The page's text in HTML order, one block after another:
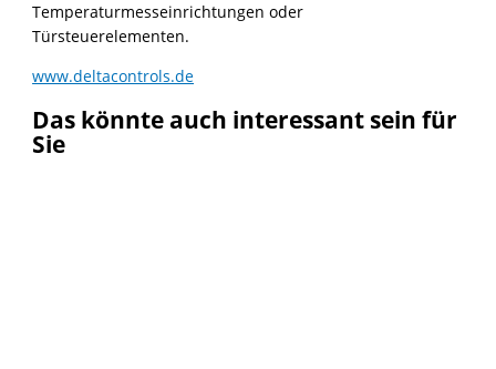
Temperaturmesseinrichtungen oder
Türsteuerelementen.
www.deltacontrols.de
Das könnte auch interessant sein für
Sie